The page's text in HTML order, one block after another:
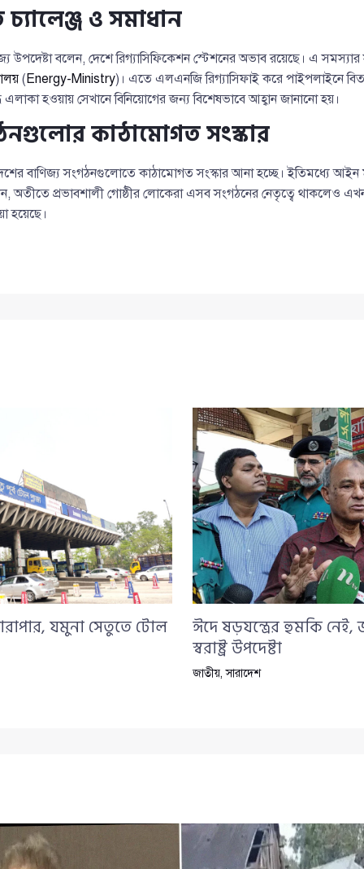
চ্যালেঞ্জ ও সমাধান
উপদেষ্টা বলেন, দেশে রিগ্যাসিফিকেশন স্টেশনের অভাব রয়েছে। এ
(Energy-Ministry)। এতে এলএনজি রিগ্যাসিফাই করে পাইপলাইনে
এলাকা হওয়ায় সেখানে বিনিয়োগের জন্য বিশেষভাবে আহ্বান জানানো হয়।
কাঠামোগত সংস্কার
বাণিজ্য সংগঠনগুলোতে কাঠামোগত সংস্কার আনা হচ্ছে। ইতিমধ্যে আইন
অতীতে প্রভাবশালী গোষ্ঠীর লোকেরা এসব সংগঠনের নেতৃত্বে থাকলেও এখন
হয়েছে।
যমুনা সেতুতে টোল
ঈদে ষড়যন্ত্রের হুমকি
স্বরাষ্ট্র উপদেষ্টা
জাতীয়,সারাদেশ